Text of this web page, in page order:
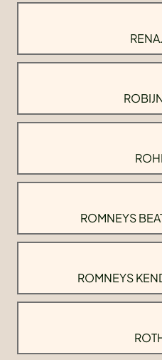
ROMNEYS
ROMNEYS